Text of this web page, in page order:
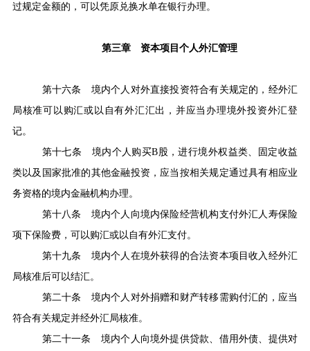
过规定金额的，可以凭原兑换水单在银行办理。
第三章 资本项目个人外汇管理
第十六条
境内个人对外直接投资符合有关规定的，经外汇
局核准可以购汇或以自有外汇汇出，并应当办理境外投资外汇登
记。
第十七条
境内个人购买B 股，进行境外权益类、固定收益
类以及国家批准的其他金融投资，应当按相关规定通过具有相应业
务资格的境内金融机构办理。
第十八条
境内个人向境内保险经营机构支付外汇人寿保险
项下保险费，可以购汇或以自有外汇支付。
第十九条
境内个人在境外获得的合法资本项目收入经外汇
局核准后可以结汇。
第二十条
境内个人对外捐赠和财产转移需购付汇的，应当
符合有关规定并经外汇局核准。
第二十一条
境内个人向境外提供贷款、借用外债、提供对